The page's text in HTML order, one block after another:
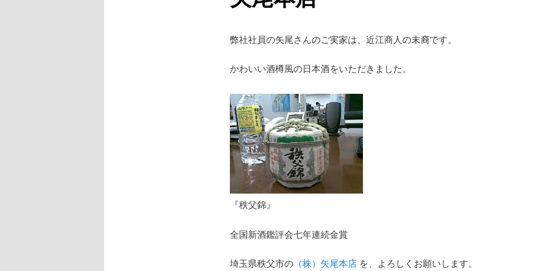
弊社社員の矢尾さんのご実家は、近江商人の末裔です。
かわいい酒樽風の日本酒をいただきました。
『秩父錦』
全国新酒鑑評会七年連続金賞
埼玉県秩父市の（株）矢尾本店を、よろしくお願いします。